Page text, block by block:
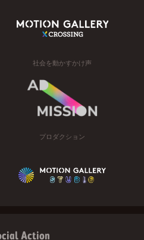
社会を動かすかけ声
プロダクション
Action